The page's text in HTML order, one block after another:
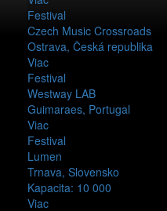
Festival
Czech Music Crossroads
Ostrava, Česká republika
Viac
Festival
Westway LAB
Guimaraes, Portugal
Viac
Festival
Lumen
Trnava, Slovensko
Kapacita: 10 000
Viac